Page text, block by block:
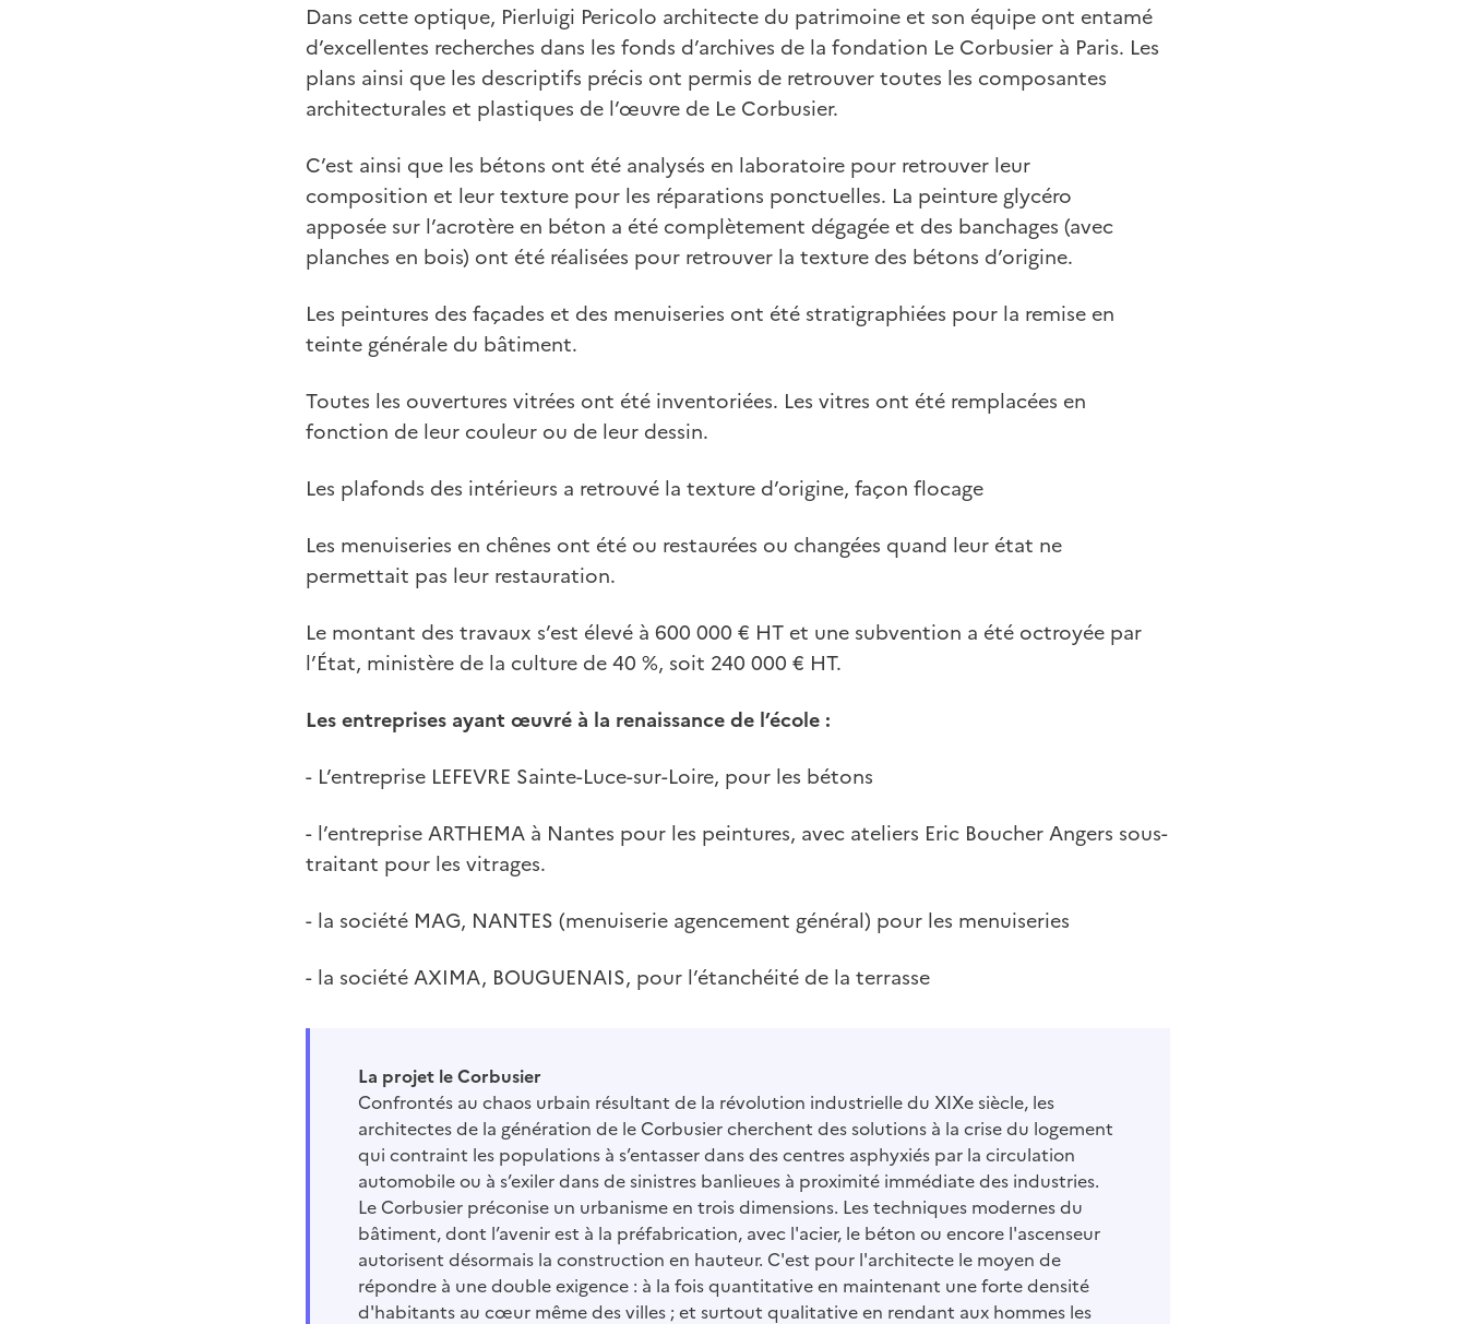
Dans cette optique, Pierluigi Pericolo architecte du patrimoine et son équipe ont entamé
d’excellentes recherches dans les fonds d’archives de la fondation Le Corbusier à Paris. Les
plans ainsi que les descriptifs précis ont permis de retrouver toutes les composantes
architecturales et plastiques de l’œuvre de Le Corbusier.
C’est ainsi que les bétons ont été analysés en laboratoire pour retrouver leur
composition et leur texture pour les réparations ponctuelles. La peinture glycéro
apposée sur l’acrotère en béton a été complètement dégagée et des banchages (avec
planches en bois) ont été réalisées pour retrouver la texture des bétons d’origine.
Les peintures des façades et des menuiseries ont été stratigraphiées pour la remise en
teinte générale du bâtiment.
Toutes les ouvertures vitrées ont été inventoriées. Les vitres ont été remplacées en
fonction de leur couleur ou de leur dessin.
Les plafonds des intérieurs a retrouvé la texture d’origine, façon flocage
Les menuiseries en chênes ont été ou restaurées ou changées quand leur état ne
permettait pas leur restauration.
Le montant des travaux s’est élevé à 600 000 € HT et une subvention a été octroyée par
l’État, ministère de la culture de 40 %, soit 240 000 € HT.
Les entreprises ayant œuvré à la renaissance de l’école :
- L’entreprise LEFEVRE Sainte-Luce-sur-Loire, pour les bétons
- l’entreprise ARTHEMA à Nantes pour les peintures, avec ateliers Eric Boucher Angers sous-
traitant pour les vitrages.
- la société MAG, NANTES (menuiserie agencement général) pour les menuiseries
- la société AXIMA, BOUGUENAIS, pour l’étanchéité de la terrasse
La projet le Corbusier
Confrontés au chaos urbain résultant de la révolution industrielle du XIXe siècle, les
architectes de la génération de le Corbusier cherchent des solutions à la crise du logement
qui contraint les populations à s’entasser dans des centres asphyxiés par la circulation
automobile ou à s’exiler dans de sinistres banlieues à proximité immédiate des industries.
Le Corbusier préconise un urbanisme en trois dimensions. Les techniques modernes du
bâtiment, dont l’avenir est à la préfabrication, avec l'acier, le béton ou encore l'ascenseur
autorisent désormais la construction en hauteur. C'est pour l'architecte le moyen de
répondre à une double exigence : à la fois quantitative en maintenant une forte densité
d'habitants au cœur même des villes ; et surtout qualitative en rendant aux hommes les